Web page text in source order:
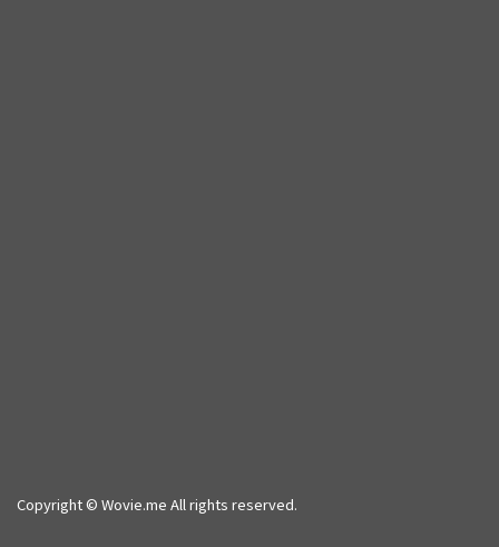
Copyright © Wovie.me All rights reserved.